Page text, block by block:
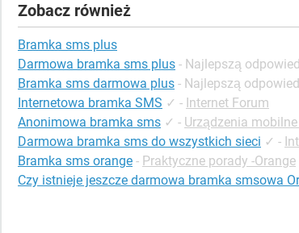
Zobacz również
Bramka sms plus
Darmowa bramka sms plus - Najlepszą
Bramka sms darmowa plus - Najlepszą
Internetowa bramka SMS ✓ - Internet Forum
Anonimowa bramka sms ✓ - Urządzenia
Darmowa bramka sms do wszystkich sieci ✓ -
Bramka sms orange - Praktyczne porady -Orange
Czy istnieje jeszcze darmowa bramka smsowa